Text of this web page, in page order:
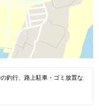
釣行、路上駐車・ゴミ放置な